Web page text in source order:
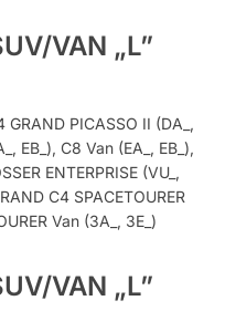
VAN „L”
GRAND PICASSO II (DA_,
EB_), C8 Van (EA_, EB_),
ENTERPRISE (VU_,
C4 SPACETOURER
Van (3A_, 3E_)
VAN „L”